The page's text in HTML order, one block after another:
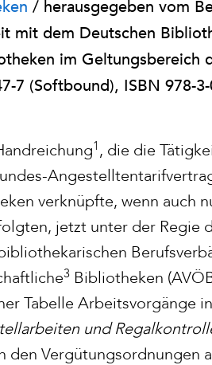
/ herausgegeben vom
mit dem Deutschen
im Geltungsbereich
7 (Softbound), ISBN 978-
1 , die die
verknüpfte, wenn auch
jetzt unter der
3 Bibliotheken
Tabelle Arbeitsvorgänge
und
den Vergütungsordnungen